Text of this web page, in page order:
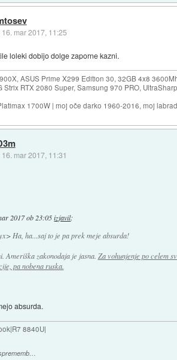
16. mar 2017, 11:25
loleki dobijo dolge zaporne kazni.
ASUS Prime X299 Edition 30, 32GB 4x8
Strix RTX 2080 Super, Samsung 970 PRO,
1700W | moj oče darko 1960-2016, moj
16. mar 2017, 11:31
2017 ob 23:05 izjavil:
Ha, ha...saj to je pa prek meje absurda!
Ameriška zakonodaja je jasna. Za vohunjenje po celem
pa nobena ruska.
absurda.
8840U|